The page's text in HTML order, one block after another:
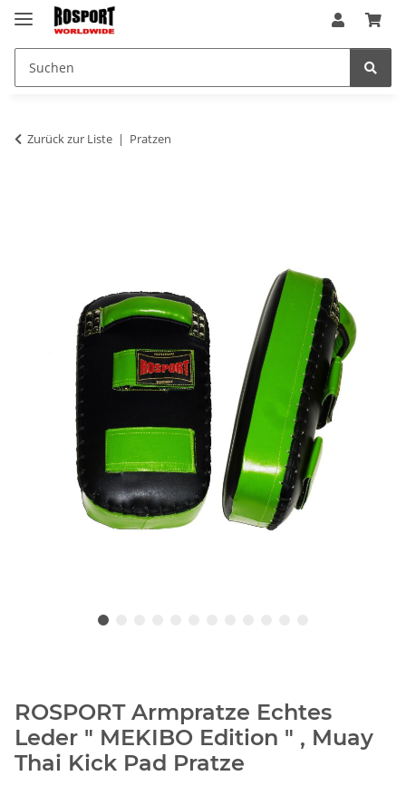
Zurück zur Liste Pratzen
ROSPORT Armpratze Echtes
Leder " MEKIBO Edition " , Muay
Thai Kick Pad Pratze